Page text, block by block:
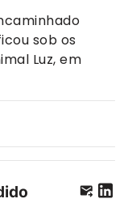
sob os
Luz, em